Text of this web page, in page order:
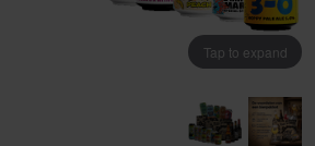
Tap to expand